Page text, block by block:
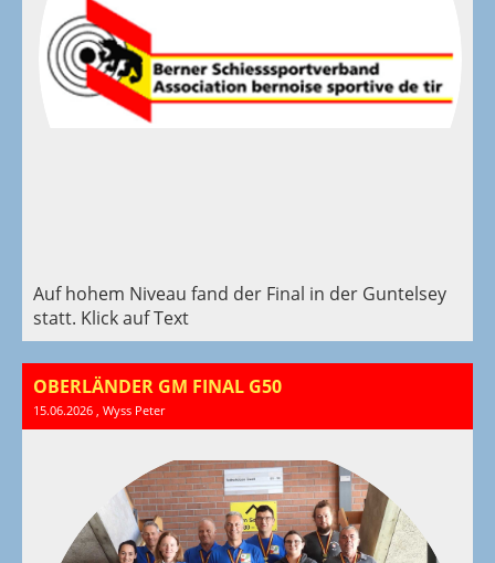
Auf hohem Niveau fand der Final in der Guntelsey
statt. Klick auf Text
OBERLÄNDER GM FINAL G50
15.06.2026 , Wyss Peter